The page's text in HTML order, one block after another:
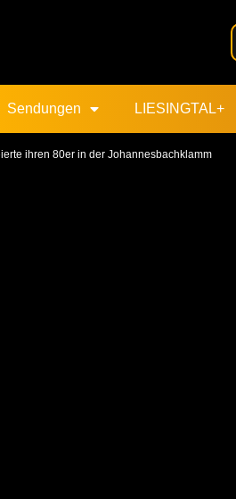
Sendungen LIESINGTAL+
ihren 80er in der Johannesbachklamm